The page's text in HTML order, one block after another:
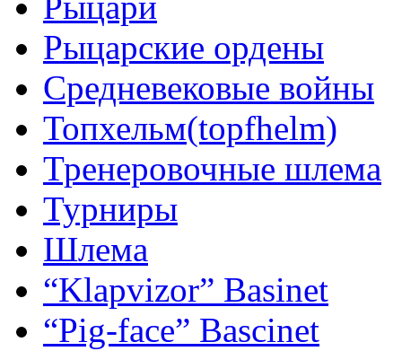
Рыцарские ордены
Средневековые войны
Топхельм(topfhelm)
Тренеровочные шлема
Турниры
Шлема
“Klapvizor” Basinet
“Pig-face” Bascinet